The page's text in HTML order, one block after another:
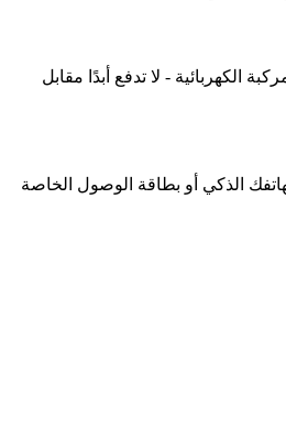
الكهربائية - لا تدفع أبدًا مقابل
الذكي أو بطاقة الوصول الخاصة